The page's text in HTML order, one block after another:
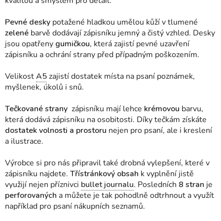
Pevné desky potažené hladkou umělou kůží v tlumené
zelené barvě dodávají zápisníku jemný a čistý vzhled. Desky
jsou opatřeny gumičkou, která zajistí pevné uzavření
zápisníku a ochrání strany před případným poškozením.
VelikostA5zajistí dostatek místa na psaní poznámek,
myšlenek, úkolů i snů.
Tečkované strany zápisníku mají lehce krémovou barvu,
která dodává zápisníku na osobitosti. Díky tečkám získáte
dostatek volnosti a prostoru nejen pro psaní, ale i kreslení
a ilustrace.
Výrobce si pro nás připravil také drobná vylepšení, které v
zápisníku najdete. Třístránkový obsah k vyplnění jistě
využijí nejen příznivci bullet journalu. Posledních 8 stran je
perforovaných a můžete je tak pohodlně odtrhnout a využít
například pro psaní nákupních seznamů.